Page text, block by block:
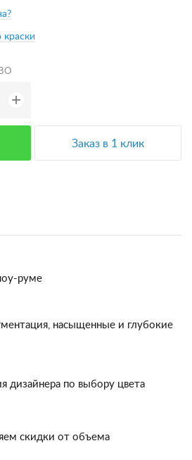
краски
+
Заказ в 1 клик
руме
насыщенные и глубокие
дизайнера по выбору цвета
скидки от объема